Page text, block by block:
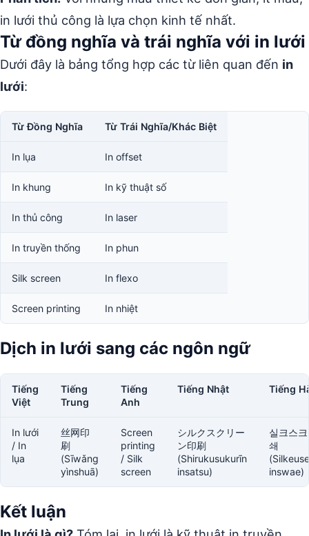
in lưới thủ công là lựa chọn kinh tế nhất.
Từ đồng nghĩa và trái nghĩa với in lưới
Dưới đây là bảng tổng hợp các từ liên quan đến in
lưới:
Từ Đồng Nghĩa Từ Trái Nghĩa/Khác Biệt
In lụa In offset
In khung In kỹ thuật số
In thủ công In laser
In truyền thống In phun
Silk screen In flexo
Screen printing In nhiệt
Dịch in lưới sang các ngôn ngữ
Tiếng
Việt
Tiếng
Trung
Tiếng
Anh
Tiếng Nhật Tiếng
In lưới
/ In
lụa
丝网印
刷
(Sīwǎng
yìnshuā)
Screen
printing
/ Silk
screen
シルクスクリー
ン印刷
(Shirukusukurīn
insatsu)
실크스
쇄
inswae)
Kết luận